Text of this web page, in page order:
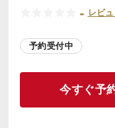
- レビ
予約受付中
今すぐ予